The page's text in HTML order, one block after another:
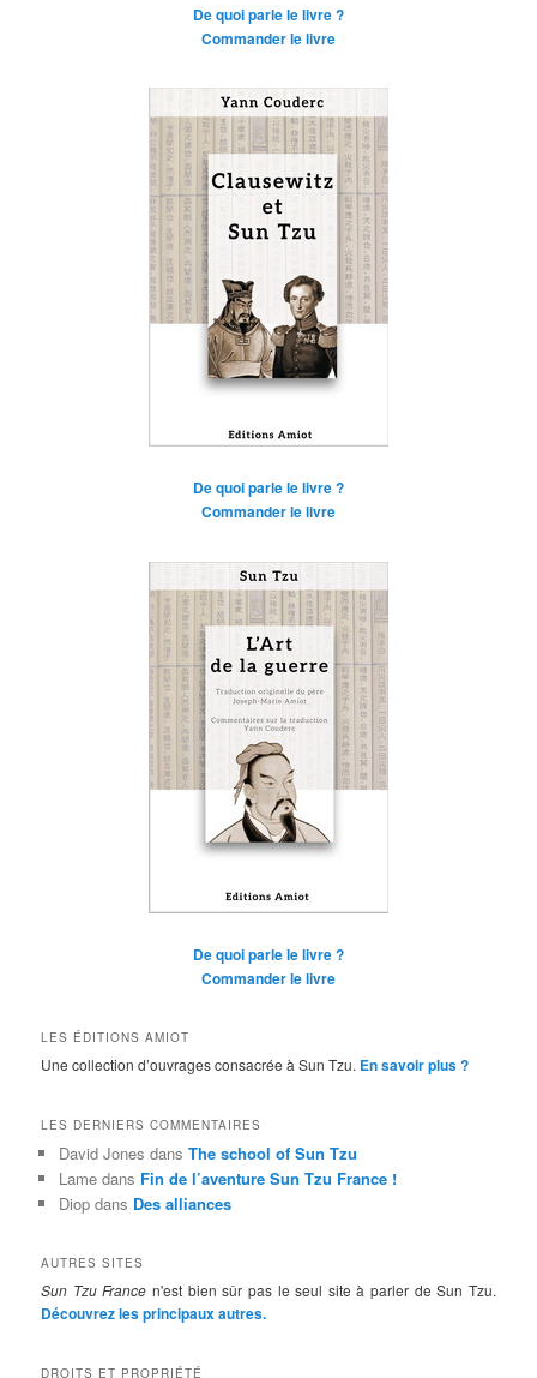
De quoi parle le livre ?
Commander le livre
De quoi parle le livre ?
Commander le livre
De quoi parle le livre ?
Commander le livre
LES ÉDITIONS AMIOT
Une collection d’ouvrages consacrée à Sun Tzu. En savoir plus ?
LES DERNIERS COMMENTAIRES
David Jones dansThe school of Sun Tzu
Lame dans Fin de l’aventure Sun Tzu France !
Diop dans Des alliances
AUTRES SITES
Sun Tzu France n'est bien sûr pas le seul site à parler de Sun Tzu.
Découvrez les principaux autres.
DROITS ET PROPRIÉTÉ